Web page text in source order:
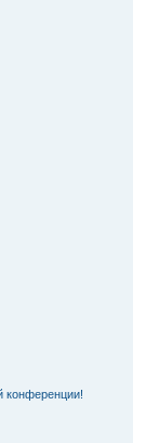
конференции!